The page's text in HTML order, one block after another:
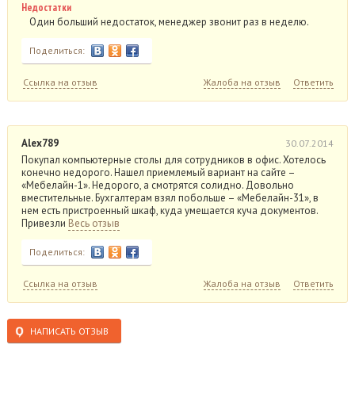
Недостатки
Один больший недостаток, менеджер звонит раз в неделю.
Поделиться:
Ссылка на отзыв Жалоба на отзыв Ответить
Alex789 30.07.2014
Покупал компьютерные столы для сотрудников в офис. Хотелось
конечно недорого. Нашел приемлемый вариант на сайте –
«Мебелайн-1». Недорого, а смотрятся солидно. Довольно
вместительные. Бухгалтерам взял побольше – «Мебелайн-31», в
нем есть пристроенный шкаф, куда умещается куча документов.
Привезли Весь отзыв
Поделиться:
Ссылка на отзыв Жалоба на отзыв Ответить
НАПИСАТЬ ОТЗЫВ